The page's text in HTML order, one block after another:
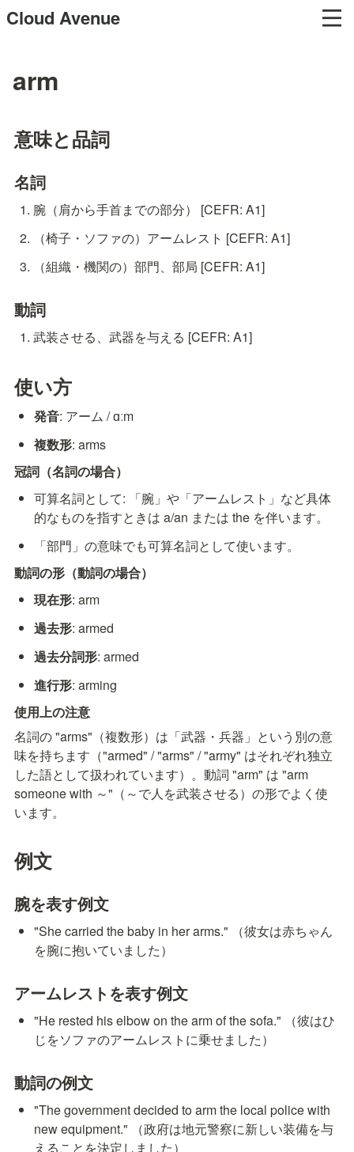
Cloud Avenue
arm
意味と品詞
名詞
腕（肩から手首までの部分） [CEFR: A1]
（椅子・ソファの）アームレスト [CEFR: A1]
（組織・機関の）部門、部局 [CEFR: A1]
動詞
武装させる、武器を与える [CEFR: A1]
使い方
発音: アーム / ɑːm
複数形: arms
冠詞（名詞の場合）
可算名詞として: 「腕」や「アームレスト」など具体
的なものを指すときは a/an または the を伴います。
「部門」の意味でも可算名詞として使います。
動詞の形（動詞の場合）
現在形: arm
過去形: armed
過去分詞形: armed
進行形: arming
使用上の注意
名詞の "arms"（複数形）は「武器・兵器」という別の意
味を持ちます（"armed" / "arms" / "army" はそれぞれ独立
した語として扱われています）。動詞 "arm" は "arm
someone with ～"（～で人を武装させる）の形でよく使
います。
例文
腕を表す例文
"She carried the baby in her arms." （彼女は赤ちゃん
を腕に抱いていました）
アームレストを表す例文
"He rested his elbow on the arm of the sofa." （彼はひ
じをソファのアームレストに乗せました）
動詞の例文
"The government decided to arm the local police with
new equipment." （政府は地元警察に新しい装備を与
えることを決定しました）